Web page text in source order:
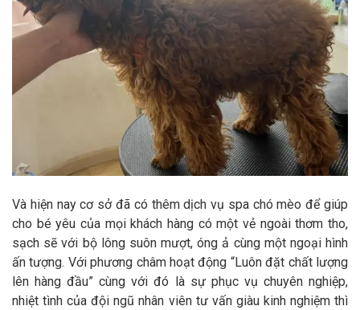
Và hiện nay cơ sở đã có thêm dịch vụ spa chó mèo để giúp
cho bé yêu của mọi khách hàng có một vẻ ngoài thơm tho,
sạch sẽ với bộ lông suôn mượt, óng ả cùng một ngoại hình
ấn tượng. Với phương châm hoạt động “Luôn đặt chất lượng
lên hàng đầu” cùng với đó là sự phục vụ chuyên nghiệp,
nhiệt tình của đội ngũ nhân viên tư vấn giàu kinh nghiệm thì